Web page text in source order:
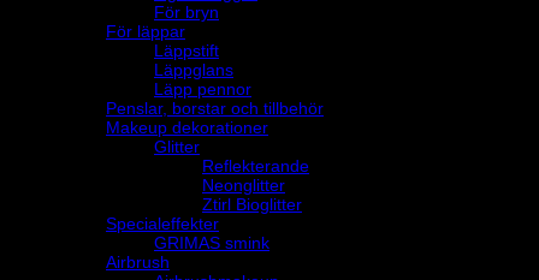
För bryn
För läppar
Läppstift
Läppglans
Läpp pennor
Penslar, borstar och tillbehör
Makeup dekorationer
Glitter
Reflekterande
Neonglitter
Ztirl Bioglitter
Specialeffekter
GRIMAS smink
Airbrush